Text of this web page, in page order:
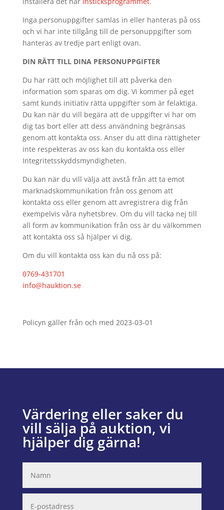
Inga personuppgifter samlas in eller hanteras på oss
och vi har inte tillgång till de personuppgifter som
hanteras av tredje part enligt ovan.
DIN RÄTT TILL DINA PERSONUPPGIFTER
Du har rätt och möjlighet till att påverka den
information som sparas om dig. Vi kommer på eget
samt kunds initiativ rätta uppgifter som är felaktiga.
Du kan när du vill begära att de uppgifter vi har om
dig tas bort eller att dess användning begränsas
genom att kontakta oss. Anser du att dina rättigheter
inte respekteras av oss kan du kontakta oss eller
Integritetsskyddsmyndigheten.
Du kan när du vill välja att avstå från att ta emot
marknadskommunikation från oss genom att
kontakta oss eller genom att avregistrera dig från
exempelvis våra nyhetsbrev. Om du vill tacka nej till
all form av kommunikation från oss är du välkommen
att kontakta oss så hjälper vi dig.
Om du vill kontakta oss kan du nå oss på:
0769-431701
info@hauktion.se
Policyn gäller från och med 2023-03-01
Värdering eller saker du
vill sälja på auktion, vi
hjälper dig gärna!